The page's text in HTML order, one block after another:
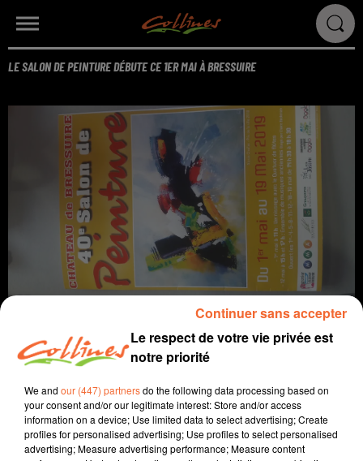
LE SALON DE PEINTURE DÉBUTE CE 1ER MAI À BRESSUIRE
jusqu'au 19 Mai.
Le respect de votre vie privée est
notre priorité
We and our (447) partnersdo the following data processing based on
your consent and/or our legitimate interest: Store and/or access
information on a device; Use limited data to select advertising; Create
profiles for personalised advertising; Use profiles to select personalised
advertising; Measure advertising performance; Measure content
Continuer sans accepter